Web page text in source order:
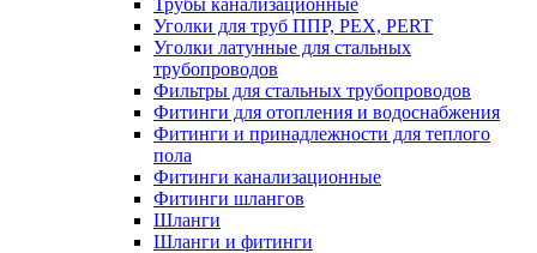
Трубы канализационные
Уголки для труб ППР, PEX, PERT
Уголки латунные для стальных
трубопроводов
Фильтры для стальных трубопроводов
Фитинги для отопления и водоснабжения
Фитинги и принадлежности для теплого
пола
Фитинги канализационные
Фитинги шлангов
Шланги
Шланги и фитинги